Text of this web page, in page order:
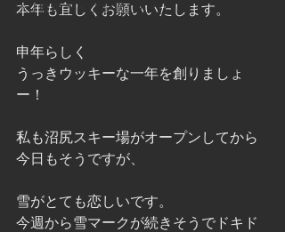
びり農民ライフを過ごしたい
本年も宜しくお願いいたします。
申年らしく
うっきウッキーな一年を創りましょ
ー！
私も沼尻スキー場がオープンしてから
今日もそうですが、
雪がとても恋しいです。
今週から雪マークが続きそうでドキド